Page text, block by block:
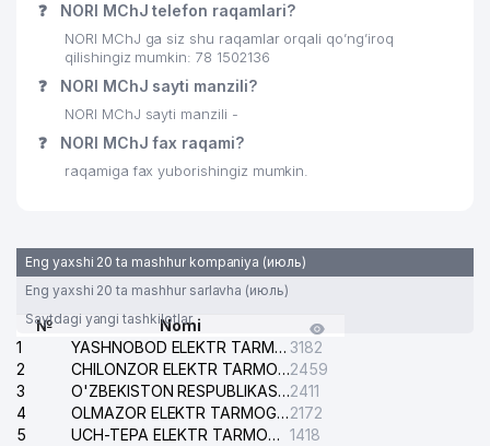
27
GLOBAL MANAGEMENT CONSULT
MChJ
29 MY LAWYER ADVOKATLIK FIRMASI
30
MChJ
32 SOBOLEV I.V. XUSUSIY KORXONASI
33 INGICHKI METALS QK MChJ
GARA INTERNATIONAL MChJ
MONTAJ QURILISH XIZMAT MChJ
❓ NORI MChJ telefon raqamlari?
NORI MChJ ga siz shu raqamlar orqali qo’ng’iroq
qilishingiz mumkin: 78 1502136
❓ NORI MChJ sayti manzili?
NORI MChJ sayti manzili -
❓ NORI MChJ fax raqami?
raqamiga fax yuborishingiz mumkin.
Eng yaxshi 20 ta mashhur kompaniya (июль)
Eng yaxshi 20 ta mashhur sarlavha (июль)
Saytdagi yangi tashkilotlar
№
Nomi
1
YASHNOBOD ELEKTR TARMOG'I NOSOZLIKLARI XIZMATI 3182
2
CHILONZOR ELEKTR TARMOG'I NOSOZLIK XIZMATI2459
3
O'ZBEKISTON RESPUBLIKASI BOSH PROKURATURASI ISHONCH TELEFONI2411
4
OLMAZOR ELEKTR TARMOG'I NOSOZLIKLARI XIZMATI2172
5
UCH-TEPA ELEKTR TARMOG'I NOSOZLIKLARI XIZMATI 1418